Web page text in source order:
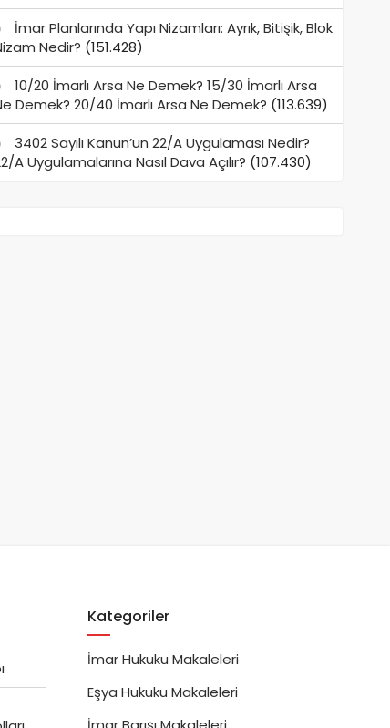
İmar Planlarında Yapı Nizamları: Ayrık, Bitişik, Blok
Nedir? (151.428)
10/20 İmarlı Arsa Ne Demek? 15/30 İmarlı Arsa
Demek? 20/40 İmarlı Arsa Ne Demek? (113.639)
3402 Sayılı Kanun’un 22/A Uygulaması Nedir?
A Uygulamalarına Nasıl Dava Açılır? (107.430)
Kategoriler
İmar Hukuku Makaleleri
Eşya Hukuku Makaleleri